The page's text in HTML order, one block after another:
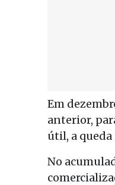
Em
anterior,
útil, a queda
No